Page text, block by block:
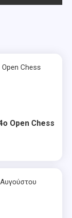
Open Chess